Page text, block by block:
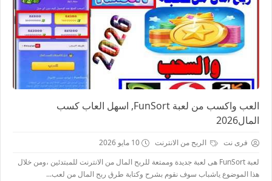
العب واكسب من لعبة FunSort, اسهل العاب كسب
المال2026
فرى نت الربح من الانترنت
10 مايو 2026
لعبة FunSort هى لعبة جديدة وممتعة للربح المال من الانترنت للمبتدئين ،ومن خلال
هذا الموضوع ياشباب سوف نقوم بشرح وكتابة طرق ربح المال من لعب...